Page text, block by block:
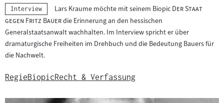
Kategorie:
Interview Lars Kraume möchte mit seinem Biopic "Der Staat
gegen Fritz Bauer"die Erinnerung an den hessischen
Generalstaatsanwalt wachhalten. Im Interview spricht er über
dramaturgische Freiheiten im Drehbuch und die Bedeutung Bauers für
die Nachwelt.
RegieBiopicRecht & Verfassung